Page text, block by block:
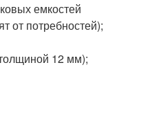
емкостей
от потребностей);
12 мм);